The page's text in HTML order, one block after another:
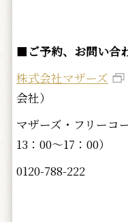
■ ご予約、お問い合
株式会社マザーズ
会社）
マザーズ・フリーコ
13：00～17：00）
0120-788-222